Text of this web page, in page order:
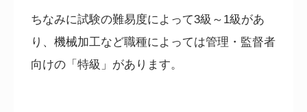
ちなみに試験の難易度によって3級～ 1級があ
り、機械加工など職種によっては管理・監督者
向けの「特級」があります。